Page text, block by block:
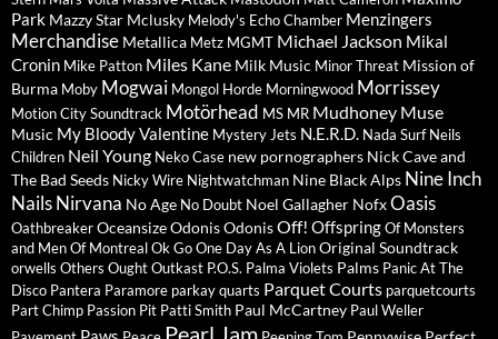
Park Mazzy Star Mclusky Melody's Echo Chamber Menzingers
Merchandise Metallica Metz MGMT Michael Jackson Mikal
Cronin Mike Patton Miles Kane Milk Music Minor Threat Mission of
Burma Moby Mogwai Mongol Horde Morningwood Morrissey
Motion City Soundtrack Motörhead MS MR Mudhoney Muse
Music My Bloody Valentine Mystery Jets N.E.R.D. Nada Surf Neils
Children Neil Young Neko Case new pornographers Nick Cave and
The Bad Seeds Nicky Wire Nightwatchman Nine Black Alps Nine Inch
Nails Nirvana No Age No Doubt Noel Gallagher NofxOasis
OathbreakerOceansizeOdonis OdonisOff! OffspringOf Monsters
and MenOf MontrealOk GoOne Day As A LionOriginal Soundtrack
orwells Others OughtOutkast P.O.S. Palma Violets Palms Panic At The
Disco Pantera Paramore parkay quarts Parquet Courts parquetcourts
Part Chimp Passion Pit Patti Smith Paul McCartney Paul Weller
Pearl Jam